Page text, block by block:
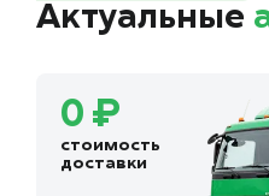
Актуальные
0 ₽
стоимость
доставки